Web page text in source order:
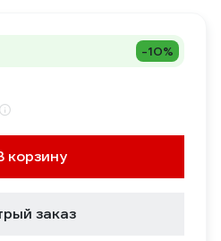
-10%
корзину
заказ